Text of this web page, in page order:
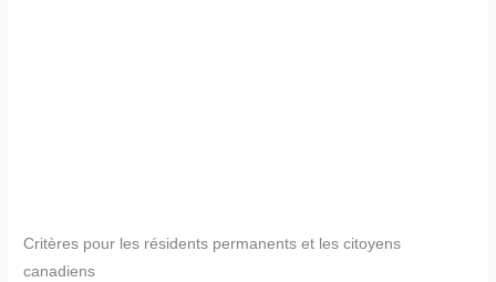
Critères pour les résidents permanents et les citoyens
canadiens